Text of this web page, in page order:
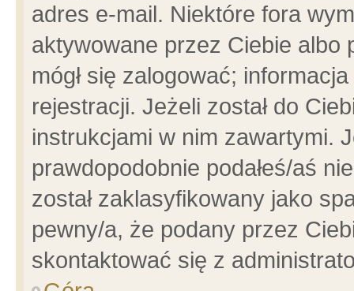
adres e-mail. Niektóre fora
aktywowane przez Ciebie albo
mógł się zalogować;
rejestracji. Jeżeli został do
instrukcjami w nim zawartymi.
prawdopodobnie podałeś/aś
został zaklasyfikowany jako
pewny/a, że podany przez
skontaktować się z